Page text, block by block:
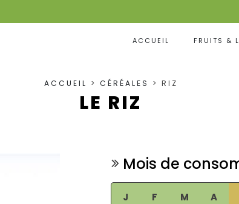
ACCUEIL FRUITS &
ACCUEIL > CÉRÉALES > RIZ
LE RIZ
Mois de
J F M A